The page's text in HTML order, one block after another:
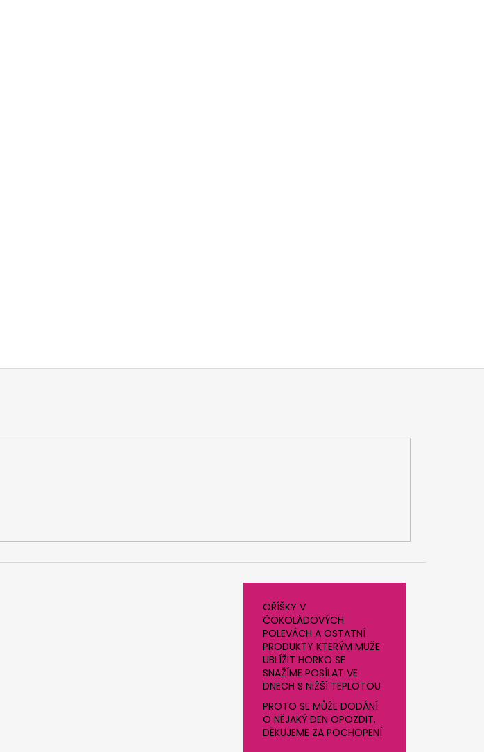
OŘÍŠKY V
ČOKOLÁDOVÝCH
POLEVÁCH A OSTATNÍ
PRODUKTY KTERÝM MUŽE
UBLÍŽIT HORKO SE
SNAŽÍME POSÍLAT VE
DNECH S NIŽŠÍ TEPLOTOU
PROTO SE MŮŽE DODÁNÍ
O NĚJAKÝ DEN OPOZDIT.
DĚKUJEME ZA POCHOPENÍ